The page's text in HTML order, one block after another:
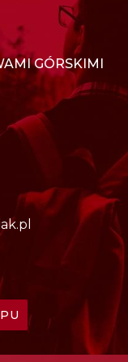
GÓRSKIMI